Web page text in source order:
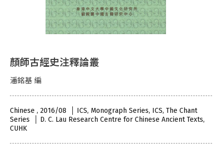
顏師古經史注釋論叢
潘銘基 編
Chinese , 2016/08
ICS, Monograph Series, ICS, The Chant
Series
D. C. Lau Research Centre for Chinese Ancient Texts,
CUHK